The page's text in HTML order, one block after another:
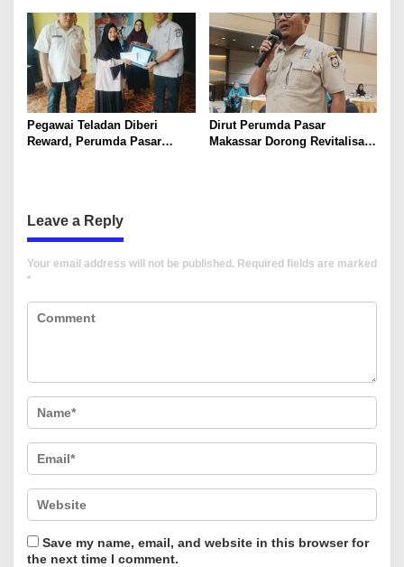
Makassar
Pegawai Teladan Diberi
Reward, Perumda Pasar
Dirut Perumda Pasar
Makassar Dorong Revitalisasi
Leave a Reply
Your email address will not be published. Required fields are marked
*
Save my name, email, and website in this browser for
the next time I comment.